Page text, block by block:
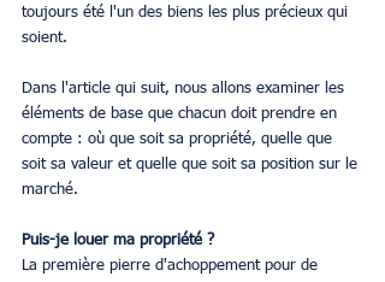
toujours été l'un des biens les plus précieux qui
soient.
Dans l'article qui suit, nous allons examiner les
éléments de base que chacun doit prendre en
compte : où que soit sa propriété, quelle que
soit sa valeur et quelle que soit sa position sur le
marché.
Puis-je louer ma propriété ?
La première pierre d'achoppement pour de